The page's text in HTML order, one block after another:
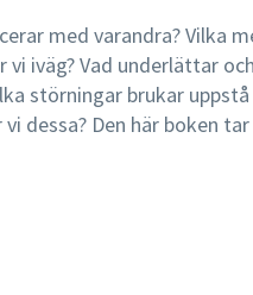
med varandra? Vilka
iväg? Vad underlättar
störningar brukar
dessa? Den här boken
social